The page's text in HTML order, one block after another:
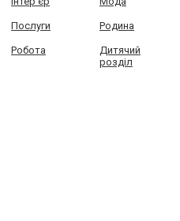
Послуги Родина
Робота
Дитячий
розділ